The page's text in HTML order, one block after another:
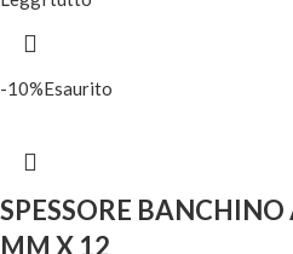
-10%Esaurito
SPESSORE
MM X 12